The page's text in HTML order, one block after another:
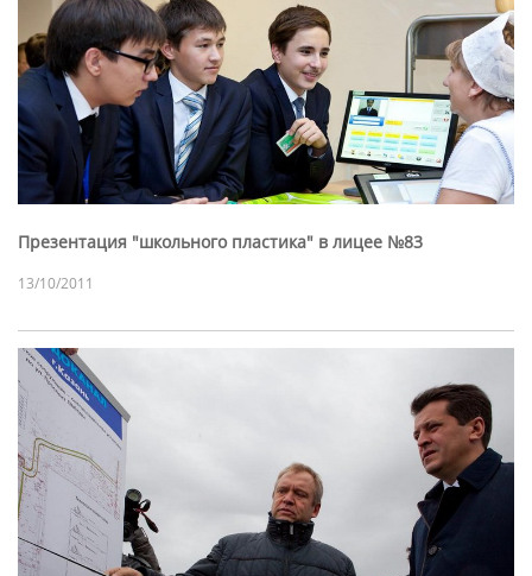
Презентация "школьного пластика" в лицее №83
13/10/2011